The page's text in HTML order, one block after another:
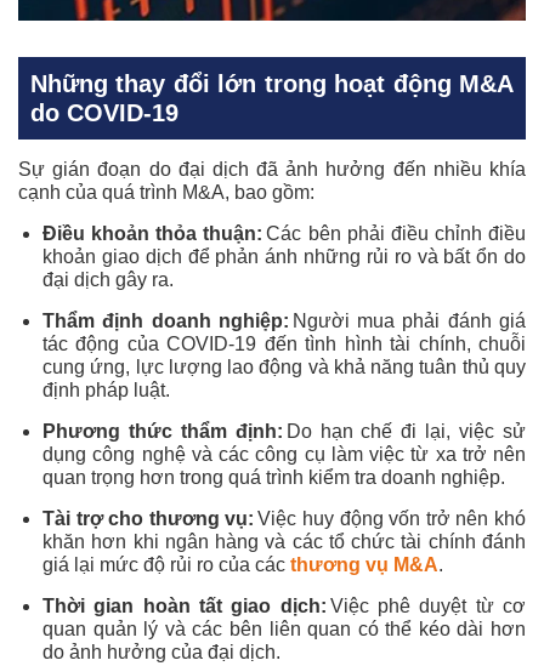
Những thay đổi lớn trong hoạt động M&A
do COVID-19
Sự gián đoạn do đại dịch đã ảnh hưởng đến nhiều khía
cạnh của quá trình M&A, bao gồm:
Điều khoản thỏa thuận: Các bên phải điều chỉnh điều
khoản giao dịch để phản ánh những rủi ro và bất ổn do
đại dịch gây ra.
Thẩm định doanh nghiệp: Người mua phải đánh giá
tác động của COVID-19 đến tình hình tài chính, chuỗi
cung ứng, lực lượng lao động và khả năng tuân thủ quy
định pháp luật.
Phương thức thẩm định: Do hạn chế đi lại, việc sử
dụng công nghệ và các công cụ làm việc từ xa trở nên
quan trọng hơn trong quá trình kiểm tra doanh nghiệp.
Tài trợ cho thương vụ: Việc huy động vốn trở nên khó
khăn hơn khi ngân hàng và các tổ chức tài chính đánh
giá lại mức độ rủi ro của các thương vụ M&A.
Thời gian hoàn tất giao dịch: Việc phê duyệt từ cơ
quan quản lý và các bên liên quan có thể kéo dài hơn
do ảnh hưởng của đại dịch.